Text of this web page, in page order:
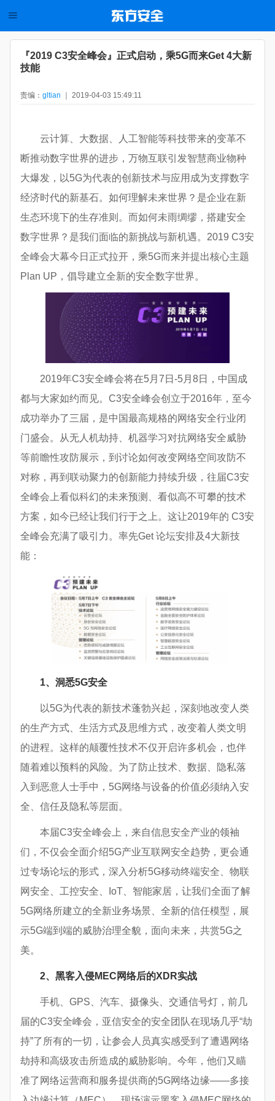
『2019 C3安全峰会』正式启动，乘5G而来Get 4大新
技能
责编： gltian ｜ 2019-04-03 15:49:11
云计算、大数据、人工智能等科技带来的变革不
断推动数字世界的进步，万物互联引发智慧商业物种
大爆发，以5G为代表的创新技术与应用成为支撑数字
经济时代的新基石。如何理解未来世界？是企业在新
生态环境下的生存准则。而如何未雨绸缪，搭建安全
数字世界？是我们面临的新挑战与新机遇。2019 C3安
全峰会大幕今日正式拉开，乘5G而来并提出核心主题
Plan UP，倡导建立全新的安全数字世界。
2019年C3安全峰会将在5月7日-5月8日，中国成
都与大家如约而见。C3安全峰会创立于2016年，至今
成功举办了三届，是中国最高规格的网络安全行业闭
门盛会。从无人机劫持、机器学习对抗网络安全威胁
等前瞻性攻防展示，到讨论如何改变网络空间攻防不
对称，再到联动聚力的创新能力持续升级，往届C3安
全峰会上看似科幻的未来预测、看似高不可攀的技术
方案，如今已经让我们行于之上。这让2019年的 C3安
全峰会充满了吸引力。率先Get 论坛安排及4大新技
能：
1、洞悉5G安全
以5G为代表的新技术蓬勃兴起，深刻地改变人类
的生产方式、生活方式及思维方式，改变着人类文明
的进程。这样的颠覆性技术不仅开启许多机会，也伴
随着难以预料的风险。为了防止技术、数据、隐私落
入到恶意人士手中，5G网络与设备的价值必须纳入安
全、信任及隐私等层面。
本届C3安全峰会上，来自信息安全产业的领袖
们，不仅会全面介绍5G产业互联网安全趋势，更会通
过专场论坛的形式，深入分析5G移动终端安全、物联
网安全、工控安全、IoT、智能家居，让我们全面了解
5G网络所建立的全新业务场景、全新的信任模型，展
示5G端到端的威胁治理全貌，面向未来，共赏5G之
美。
2、黑客入侵MEC网络后的XDR实战
手机、GPS、汽车、摄像头、交通信号灯，前几
届的C3安全峰会，亚信安全的安全团队在现场几乎“劫
持”了所有的一切，让参会人员真实感受到了遭遇网络
劫持和高级攻击所造成的威胁影响。今年，他们又瞄
准了网络运营商和服务提供商的5G网络边缘——多接